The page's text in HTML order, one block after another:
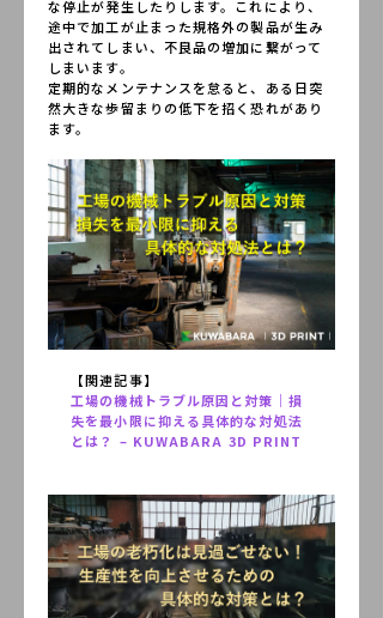
な停止が発生したりします。これにより、
途中で加工が止まった規格外の製品が生み
出されてしまい、不良品の増加に繋がって
しまいます。
定期的なメンテナンスを怠ると、ある日突
然大きな歩留まりの低下を招く恐れがあり
ます。
【関連記事】
工場の機械トラブル原因と対策｜損
失を最小限に抑える具体的な対処法
とは？ – KUWABARA 3D PRINT